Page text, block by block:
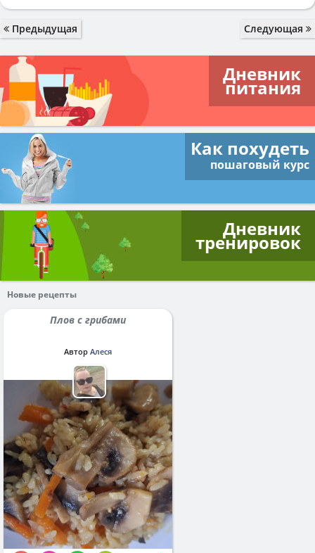
Предыдущая Следующая
Дневник
питания
Как похудеть
пошаговый курс
Дневник
тренировок
Новые рецепты
Плов с грибами
Автор Алеся